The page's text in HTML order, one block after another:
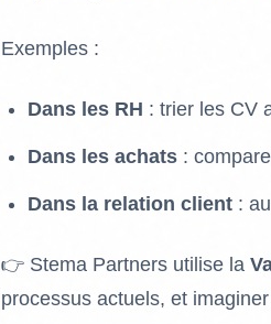
Exemples :
Dans les RH : trier les CV
Dans les achats :
Dans la relation client :
👉 Stema Partners utilise la
processus actuels, et